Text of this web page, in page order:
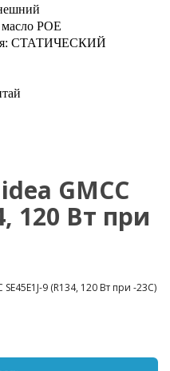
POE
СТАТИЧЕСКИЙ
GMCC
120 Вт при
9 (R134, 120 Вт при -23С)